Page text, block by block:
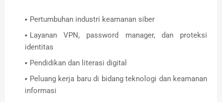
Pertumbuhan industri keamanan siber
Layanan VPN, password manager, dan proteksi
identitas
Pendidikan dan literasi digital
Peluang kerja baru di bidang teknologi dan keamanan
informasi